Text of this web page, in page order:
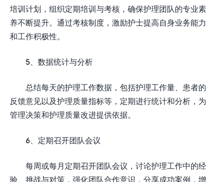
培训计划，组织定期培训与考核，确保护理团队的专业素
养不断提升。通过考核制度，激励护士提高自身业务能力
和工作积极性。
5、数据统计与分析
总结每天的护理工作数据，包括护理工作量、患者的
反馈意见以及护理质量指标等，定期进行统计和分析，为
管理决策和护理质量改进提供依据。
6、定期召开团队会议
每周或每月定期召开团队会议，讨论护理工作中的经
验、挑战与对策，强化团队合作意识，分享成功案例，增